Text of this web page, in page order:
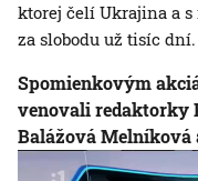
ktorej čelí Ukrajina a
za slobodu už tisíc dní.
Spomienkovým
venovali redaktorky
Balážová Melníková